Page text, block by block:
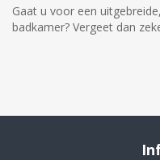
Gaat u voor een
badkamer? Vergeet dan